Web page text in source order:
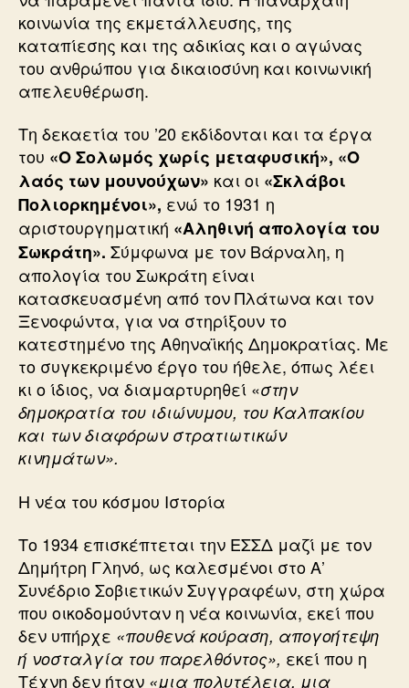
κοινωνία της εκμετάλλευσης, της
καταπίεσης και της αδικίας και ο αγώνας
του ανθρώπου για δικαιοσύνη και κοινωνική
απελευθέρωση.
Τη δεκαετία του ’20 εκδίδονται και τα έργα
του «Ο Σολωμός χωρίς μεταφυσική», «Ο
λαός των μουνούχων» και οι «Σκλάβοι
Πολιορκημένοι», ενώ το 1931 η
αριστουργηματική «Αληθινή απολογία του
Σωκράτη». Σύμφωνα με τον Βάρναλη, η
απολογία του Σωκράτη είναι
κατασκευασμένη από τον Πλάτωνα και τον
Ξενοφώντα, για να στηρίξουν το
κατεστημένο της Αθηναϊκής Δημοκρατίας. Με
το συγκεκριμένο έργο του ήθελε, όπως λέει
κι ο ίδιος, να διαμαρτυρηθεί «στην
δημοκρατία του ιδιώνυμου, του Καλπακίου
και των διαφόρων στρατιωτικών
κινημάτων».
Η νέα του κόσμου Ιστορία
Το 1934 επισκέπτεται την ΕΣΣΔ μαζί με τον
Δημήτρη Γληνό, ως καλεσμένοι στο Α’
Συνέδριο Σοβιετικών Συγγραφέων, στη χώρα
που οικοδομούνταν η νέα κοινωνία, εκεί που
δεν υπήρχε «πουθενά κούραση, απογοήτεψη
ή νοσταλγία του παρελθόντος», εκεί που η
Τέχνη δεν ήταν «μια πολυτέλεια, μια